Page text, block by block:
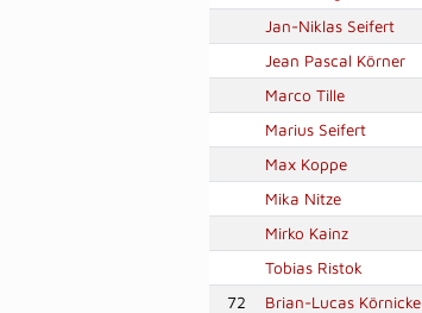
Jan-Niklas Seifert
Jean Pascal Körner
Marco Tille
Marius Seifert
Max Koppe
Mika Nitze
Mirko Kainz
Tobias Ristok
72
Brian-Lucas Körnicke